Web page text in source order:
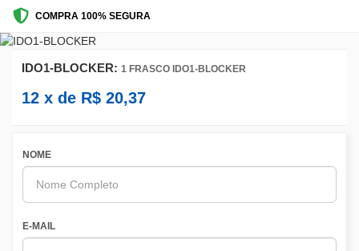
COMPRA 100% SEGURA
IDO1-BLOCKER: 1 FRASCO IDO1-BLOCKER
12 x de R$ 20,37
NOME
E-MAIL